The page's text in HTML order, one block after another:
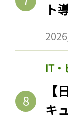
ト
IT・
キ